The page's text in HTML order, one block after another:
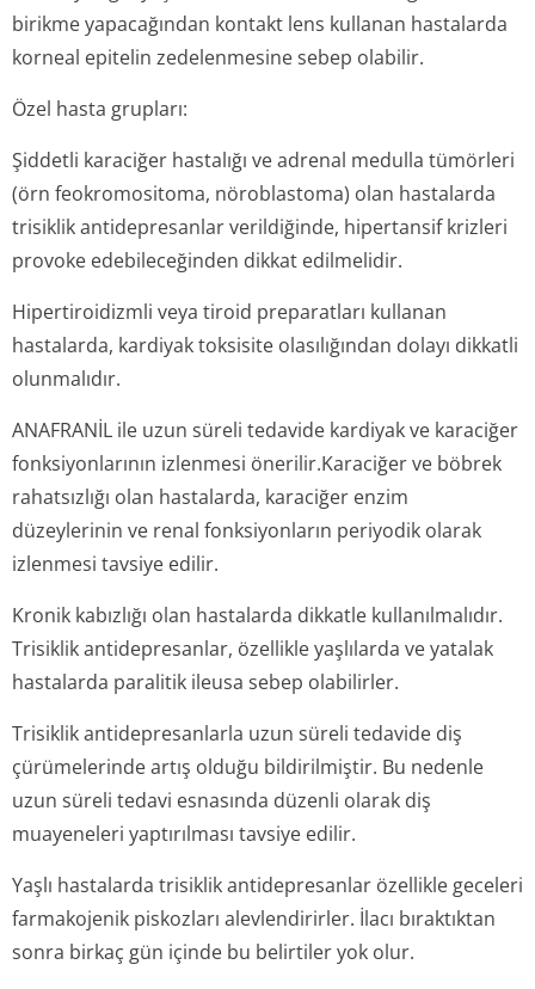
birikme yapacağından kontakt lens kullanan hastalarda
korneal epitelin zedelenmesine sebep olabilir.
Özel hasta grupları:
Şiddetli karaciğer hastalığı ve adrenal medulla tümörleri
(örn feokromositoma, nöroblastoma) olan hastalarda
trisiklik antidepresanlar verildiğinde, hipertansif krizleri
provoke edebileceğinden dikkat edilmelidir.
Hipertiroidizmli veya tiroid preparatları kullanan
hastalarda, kardiyak toksisite olasılığından dolayı dikkatli
olunmalıdır.
ANAFRANİL ile uzun süreli tedavide kardiyak ve karaciğer
fonksiyonlarının izlenmesi önerilir.Karaciğer ve böbrek
rahatsızlığı olan hastalarda, karaciğer enzim
düzeylerinin ve renal fonksiyonların periyodik olarak
izlenmesi tavsiye edilir.
Kronik kabızlığı olan hastalarda dikkatle kullanılmalıdır.
Trisiklik antidepresanlar, özellikle yaşlılarda ve yatalak
hastalarda paralitik ileusa sebep olabilirler.
Trisiklik antidepresanlarla uzun süreli tedavide diş
çürümelerinde artış olduğu bildirilmiştir. Bu nedenle
uzun süreli tedavi esnasında düzenli olarak diş
muayeneleri yaptırılması tavsiye edilir.
Yaşlı hastalarda trisiklik antidepresanlar özellikle geceleri
farmakojenik piskozları alevlendirirler. İlacı bıraktıktan
sonra birkaç gün içinde bu belirtiler yok olur.